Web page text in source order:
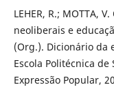
LEHER, R.; MOTTA,
neoliberais e
(Org.). Dicionário da
Escola Politécnica de
Expressão Popular,